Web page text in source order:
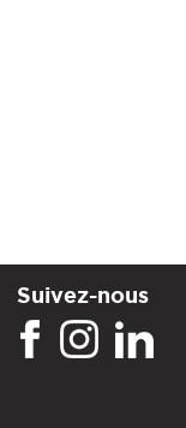
Suivez-nous